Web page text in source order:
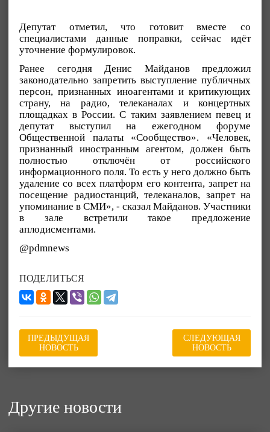
Депутат отметил, что готовит вместе со
специалистами данные поправки, сейчас идёт
уточнение формулировок.
Ранее сегодня Денис Майданов предложил
законодательно запретить выступление публичных
персон, признанных иноагентами и критикующих
страну, на радио, телеканалах и концертных
площадках в России. С таким заявлением певец и
депутат выступил на ежегодном форуме
Общественной палаты «Сообщество». «Человек,
признанный иностранным агентом, должен быть
полностью отключён от российского
информационного поля. То есть у него должно быть
удаление со всех платформ его контента, запрет на
посещение радиостанций, телеканалов, запрет на
упоминание в СМИ», - сказал Майданов. Участники
в зале встретили такое предложение
аплодисментами.
@pdmnews
ПОДЕЛИТЬСЯ
ПРЕДЫДУЩАЯ
НОВОСТЬ
СЛЕДУЮЩАЯ
НОВОСТЬ
Другие новости